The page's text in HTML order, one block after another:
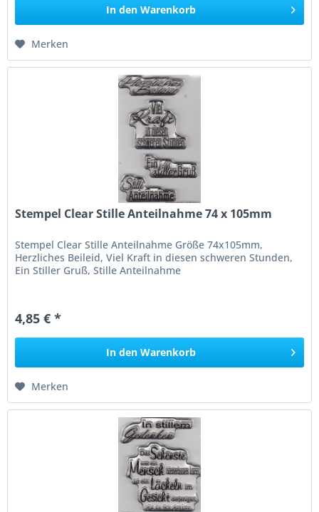
In den Warenkorb
Merken
Stempel Clear Stille Anteilnahme 74 x 105mm
Stempel Clear Stille Anteilnahme Größe 74x105mm,
Herzliches Beileid, Viel Kraft in diesen schweren Stunden,
Ein Stiller Gruß, Stille Anteilnahme
4,85 € *
In den Warenkorb
Merken